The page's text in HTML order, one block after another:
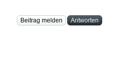
Beitrag melden Antworten